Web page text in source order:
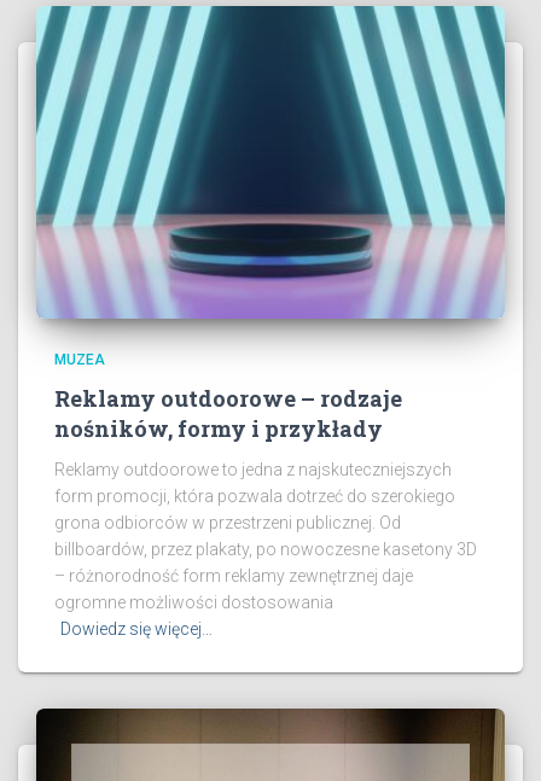
MUZEA
Reklamy outdoorowe – rodzaje
nośników, formy i przykłady
Reklamy outdoorowe to jedna z najskuteczniejszych
form promocji, która pozwala dotrzeć do szerokiego
grona odbiorców w przestrzeni publicznej. Od
billboardów, przez plakaty, po nowoczesne kasetony 3D
– różnorodność form reklamy zewnętrznej daje
ogromne możliwości dostosowania
Dowiedz się więcej…